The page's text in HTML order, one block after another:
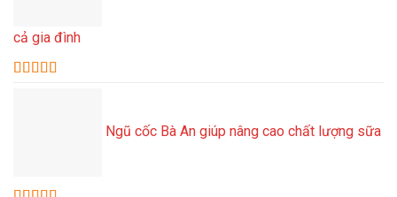
cả gia đình
Ngũ cốc Bà An giúp nâng cao chất lượng sữa